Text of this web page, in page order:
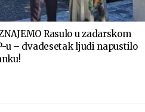
Rasulo u zadarskom
u – dvadesetak ljudi napustilo